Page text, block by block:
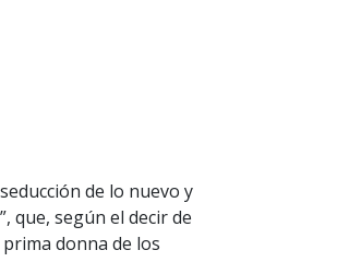
de lo nuevo y
que, según el decir de
donna de los